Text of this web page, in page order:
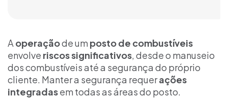
A operaçãode um posto de combustíveis
envolve riscos significativos, desde o manuseio
dos combustíveis até a segurança do próprio
cliente. Manter a segurança requerações
integradasem todas as áreas do posto.